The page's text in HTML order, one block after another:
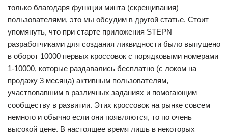
только благодаря функции минта (скрещивания)
пользователями, это мы обсудим в другой статье. Стоит
упомянуть, что при старте приложения STEPN
разработчиками для создания ликвидности было выпущено
в оборот 10000 первых кроссовок с порядковыми номерами
1-10000, которые раздавались бесплатно (с локом на
продажу 3 месяца) активным пользователям,
участвовавшим в различных заданиях и помогающим
сообществу в развитии. Этих кроссовок на рынке совсем
немного и обычно если они появляются, то по очень
высокой цене. В настоящее время лишь в некоторых